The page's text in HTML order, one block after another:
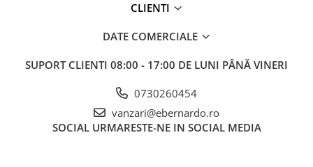
CLIENTI
DATE COMERCIALE
SUPORT CLIENTI 08:00 - 17:00 DE LUNI PÂNĂ VINERI
0730260454
vanzari@ebernardo.ro
SOCIAL URMARESTE-NE IN SOCIAL MEDIA